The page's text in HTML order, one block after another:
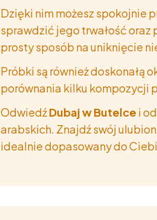
Dzięki nim możesz spokojnie
sprawdzić jego trwałość oraz
prosty sposób na uniknięcie
Próbki są również doskonałą
porównania kilku kompozycji
OdwiedźDubaj w Butelce i
arabskich. Znajdź swój
idealnie dopasowany do